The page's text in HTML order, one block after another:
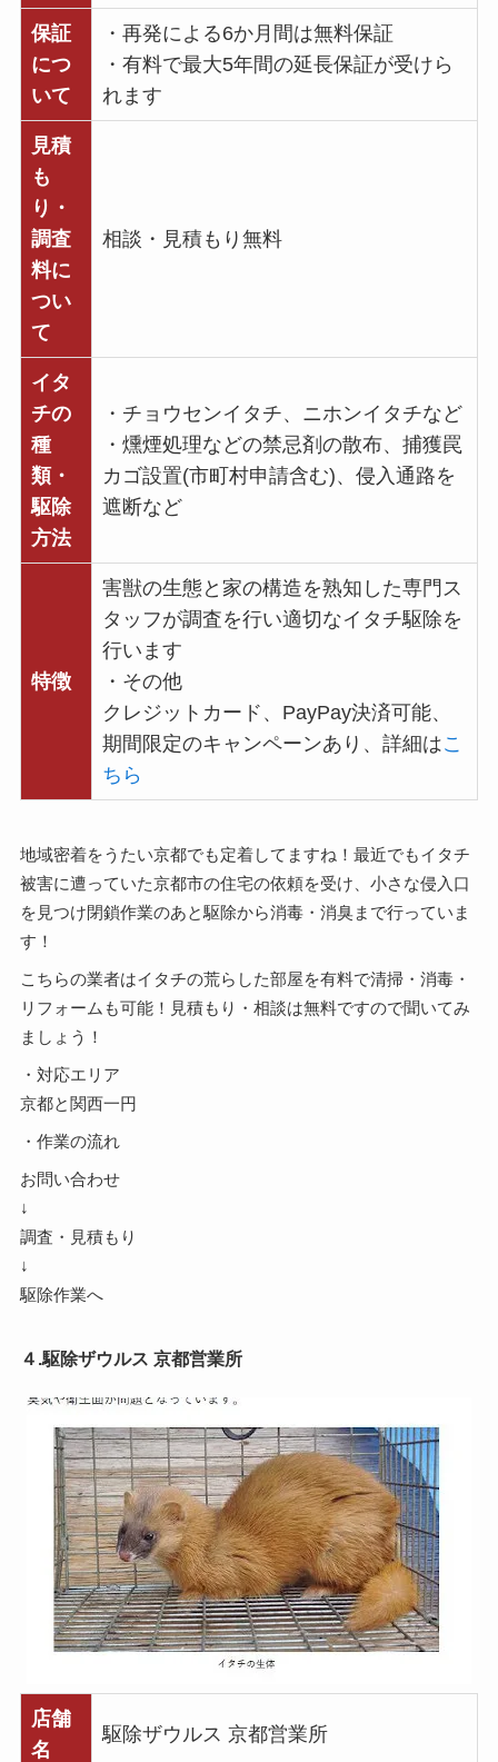
保証
につ
いて
・再発による6か月間は無料保証
・有料で最大5年間の延長保証が受けら
れます
見積
も
り・
調査
料に
つい
て
相談・見積もり無料
イタ
チの
種
類・
駆除
方法
・チョウセンイタチ、ニホンイタチなど
・燻煙処理などの禁忌剤の散布、捕獲罠
カゴ設置(市町村申請含む)、侵入通路を
遮断など
特徴
害獣の生態と家の構造を熟知した専門ス
タッフが調査を行い適切なイタチ駆除を
行います
・その他
クレジットカード、PayPay決済可能、
期間限定のキャンペーンあり、詳細はこ
ちら
地域密着をうたい京都でも定着してますね！最近でもイタチ
被害に遭っていた京都市の住宅の依頼を受け、小さな侵入口
を見つけ閉鎖作業のあと駆除から消毒・消臭まで行っていま
す！
こちらの業者はイタチの荒らした部屋を有料で清掃・消毒・
リフォームも可能！見積もり・相談は無料ですので聞いてみ
ましょう！
・対応エリア
京都と関西一円
・作業の流れ
お問い合わせ
↓
調査・見積もり
↓
駆除作業へ
４.駆除ザウルス 京都営業所
店舗
名
駆除ザウルス 京都営業所